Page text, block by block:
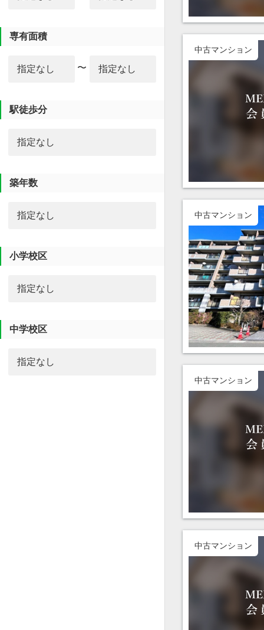
専有面積
〜
駅徒歩分
築年数
小学校区
中学校区
中古マンション
中古マンション
中古マンション
中古マンション